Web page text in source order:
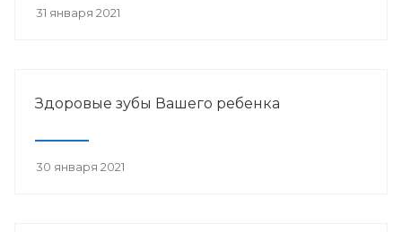
31 января 2021
Здоровые зубы Вашего ребенка
30 января 2021